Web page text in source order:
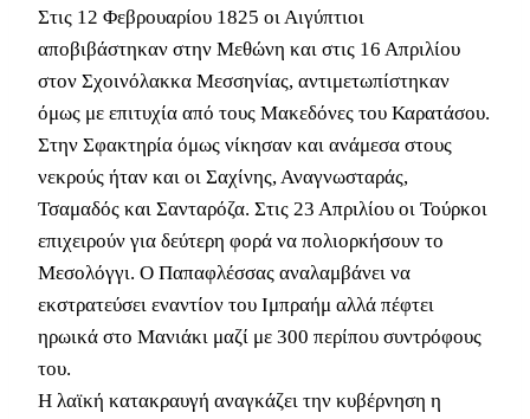
Στις 12 Φεβρουαρίου 1825 οι Αιγύπτιοι
αποβιβάστηκαν στην Μεθώνη και στις 16 Απριλίου
στον Σχοινόλακκα Μεσσηνίας, αντιμετωπίστηκαν
όμως με επιτυχία από τους Μακεδόνες του Καρατάσου.
Στην Σφακτηρία όμως νίκησαν και ανάμεσα στους
νεκρούς ήταν και οι Σαχίνης, Αναγνωσταράς,
Τσαμαδός και Σανταρόζα. Στις 23 Απριλίου οι Τούρκοι
επιχειρούν για δεύτερη φορά να πολιορκήσουν το
Μεσολόγγι. Ο Παπαφλέσσας αναλαμβάνει να
εκστρατεύσει εναντίον του Ιμπραήμ αλλά πέφτει
ηρωικά στο Μανιάκι μαζί με 300 περίπου συντρόφους
του.
Η λαϊκή κατακραυγή αναγκάζει την κυβέρνηση η